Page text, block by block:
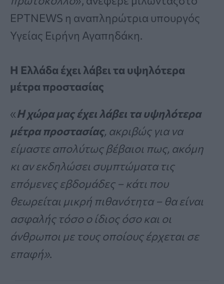
ΕΡΤNEWS η αναπληρώτρια υπουργός
Υγείας Ειρήνη Αγαπηδάκη.
Η Ελλάδα έχει λάβει τα υψηλότερα
μέτρα προστασίας
«Η χώρα μας έχει λάβει τα υψηλότερα
μέτρα προστασίας, ακριβώς για να
είμαστε απολύτως βέβαιοι πως, ακόμη
κι αν εκδηλώσει συμπτώματα τις
επόμενες εβδομάδες – κάτι που
θεωρείται μικρή πιθανότητα – θα είναι
ασφαλής τόσο ο ίδιος όσο και οι
άνθρωποι με τους οποίους έρχεται σε
επαφή».